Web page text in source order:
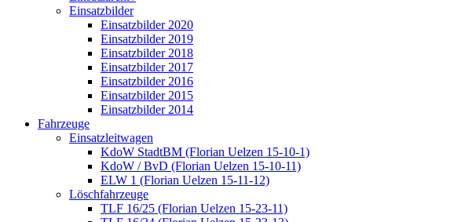
Einsatzbilder
Einsatzbilder 2020
Einsatzbilder 2019
Einsatzbilder 2018
Einsatzbilder 2017
Einsatzbilder 2016
Einsatzbilder 2015
Einsatzbilder 2014
Fahrzeuge
Einsatzleitwagen
KdoW StadtBM (Florian Uelzen 15-10-1)
KdoW / BvD (Florian Uelzen 15-10-11)
ELW 1 (Florian Uelzen 15-11-12)
Löschfahrzeuge
TLF 16/25 (Florian Uelzen 15-23-11)